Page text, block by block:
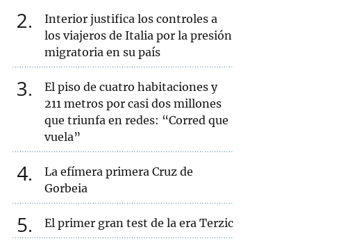
2
Interior justifica los controles a
los viajeros de Italia por la presión
migratoria en su país
3
El piso de cuatro habitaciones y
211 metros por casi dos millones
que triunfa en redes: “Corred que
vuela”
4
La efímera primera Cruz de
Gorbeia
5 El primer gran test de la era Terzic